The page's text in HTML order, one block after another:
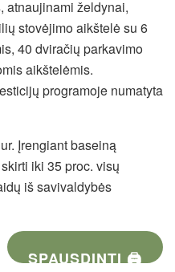
atnaujinami želdynai,
stovėjimo aikštelė su 6
40 dviračių parkavimo
aikštelėmis.
programoje numatyta
Įrengiant baseiną
iki 35 proc. visų
iš savivaldybės
SPAUSDINTI 🖨